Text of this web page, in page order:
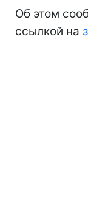
Об этом
ссылкой на